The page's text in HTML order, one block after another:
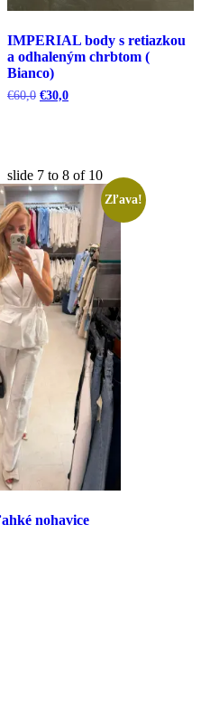
IMPERIAL body s retiazkou
a odhaleným chrbtom (
Bianco)
€60,0 Pôvodná
€30,0Aktuálna
slide 7 to 8 of 10
Zľava!
nohavice